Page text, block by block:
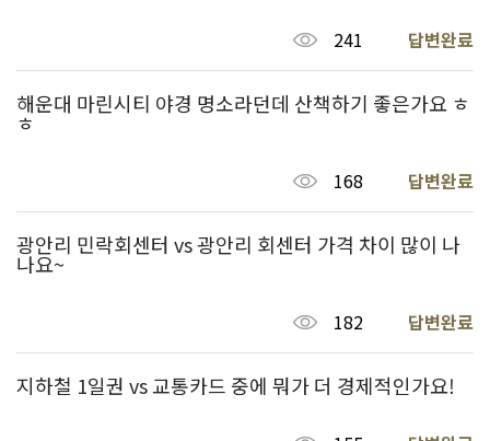
241 답변완료
해운대 마린시티 야경 명소라던데 산책하기 좋은가요 ㅎ
ㅎ
168 답변완료
광안리 민락회센터 vs 광안리 회센터 가격 차이 많이 나
나요~
182 답변완료
지하철 1일권 vs 교통카드 중에 뭐가 더 경제적인가요!